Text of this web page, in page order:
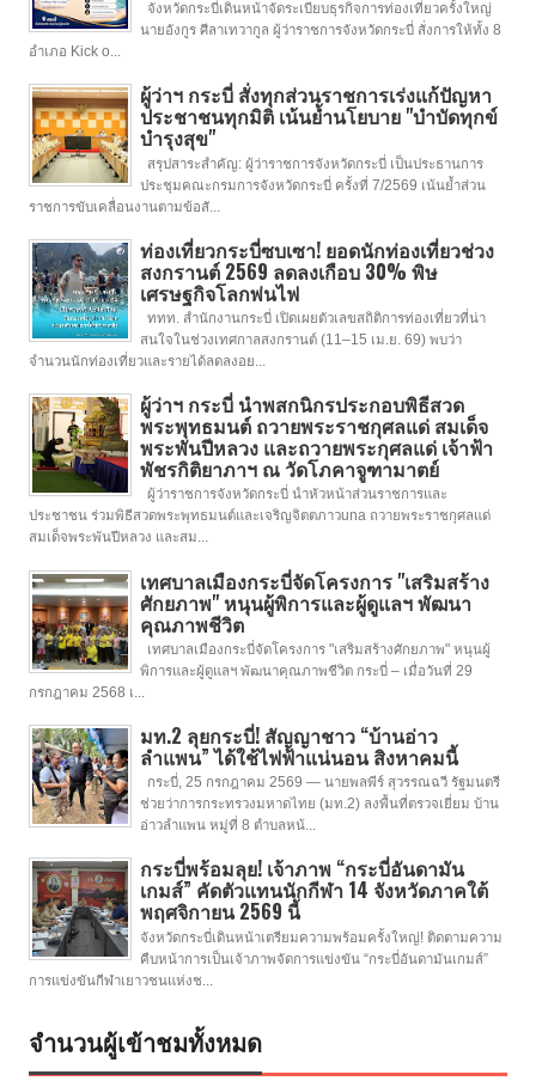
จังหวัดกระบี่เดินหน้าจัดระเบียบธุรกิจการท่องเที่ยวครั้งใหญ่
นายอังกูร ศีลาเทวากูล ผู้ว่าราชการจังหวัดกระบี่ สั่งการให้ทั้ง 8
อำเภอ Kick o...
ผู้ว่าฯ กระบี่ สั่งทุกส่วนราชการเร่งแก้ปัญหา
ประชาชนทุกมิติ เน้นย้ำนโยบาย "บำบัดทุกข์
บำรุงสุข"
สรุปสาระสำคัญ: ผู้ว่าราชการจังหวัดกระบี่ เป็นประธานการ
ประชุมคณะกรมการจังหวัดกระบี่ ครั้งที่ 7/2569 เน้นย้ำส่วน
ราชการขับเคลื่อนงานตามข้อสั...
ท่องเที่ยวกระบี่ซบเซา! ยอดนักท่องเที่ยวช่วง
สงกรานต์ 2569 ลดลงเกือบ 30% พิษ
เศรษฐกิจโลกพ่นไฟ
ททท. สำนักงานกระบี่ เปิดเผยตัวเลขสถิติการท่องเที่ยวที่น่า
สนใจในช่วงเทศกาลสงกรานต์ (11–15 เม.ย. 69) พบว่า
จำนวนนักท่องเที่ยวและรายได้ลดลงอย...
ผู้ว่าฯ กระบี่ นำพสกนิกรประกอบพิธีสวด
พระพุทธมนต์ ถวายพระราชกุศลแด่ สมเด็จ
พระพันปีหลวง และถวายพระกุศลแด่ เจ้าฟ้า
พัชรกิติยาภาฯ ณ วัดโภคาจูฑามาตย์
ผู้ว่าราชการจังหวัดกระบี่ นำหัวหน้าส่วนราชการและ
ประชาชน ร่วมพิธีสวดพระพุทธมนต์และเจริญจิตตภาวuna ถวายพระราชกุศลแด่
สมเด็จพระพันปีหลวง และสม...
เทศบาลเมืองกระบี่จัดโครงการ "เสริมสร้าง
ศักยภาพ" หนุนผู้พิการและผู้ดูแลฯ พัฒนา
คุณภาพชีวิต
เทศบาลเมืองกระบี่จัดโครงการ "เสริมสร้างศักยภาพ" หนุนผู้
พิการและผู้ดูแลฯ พัฒนาคุณภาพชีวิต กระบี่ – เมื่อวันที่ 29
กรกฎาคม 2568 เ...
มท.2 ลุยกระบี่! สัญญาชาว “บ้านอ่าว
ลำแพน” ได้ใช้ไฟฟ้าแน่นอน สิงหาคมนี้
กระบี่, 25 กรกฎาคม 2569 — นายพลพีร์ สุวรรณฉวี รัฐมนตรี
ช่วยว่าการกระทรวงมหาดไทย (มท.2) ลงพื้นที่ตรวจเยี่ยม บ้าน
อ่าวลำแพน หมู่ที่ 8 ตำบลหน้...
กระบี่พร้อมลุย! เจ้าภาพ “กระบี่อันดามัน
เกมส์” คัดตัวแทนนักกีฬา 14 จังหวัดภาคใต้
พฤศจิกายน 2569 นี้
จังหวัดกระบี่เดินหน้าเตรียมความพร้อมครั้งใหญ่! ติดตามความ
คืบหน้าการเป็นเจ้าภาพจัดการแข่งขัน “กระบี่อันดามันเกมส์”
การแข่งขันกีฬาเยาวชนแห่งช...
จำนวนผู้เข้าชมทั้งหมด